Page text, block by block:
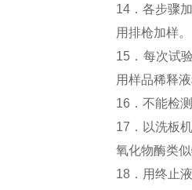
14．各步骤
用排枪加样。
15．每次试
用样品稀释
16．不能检
17．以洗板
氧化物酶类
18．用终止